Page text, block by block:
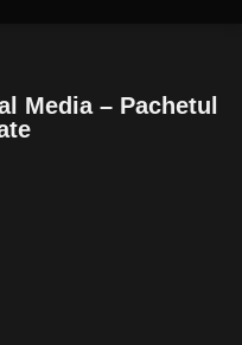
Media – Pachetul